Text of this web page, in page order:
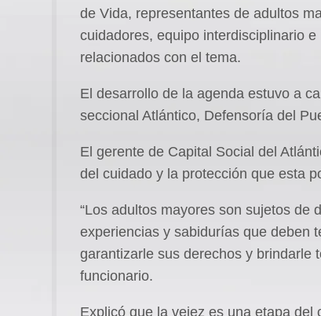
de Vida, representantes de adultos
cuidadores, equipo interdisciplinario
relacionados con el tema.
El desarrollo de la agenda estuvo a
seccional Atlántico, Defensoría del
El gerente de Capital Social del
del cuidado y la protección que esta
“Los adultos mayores son sujetos de
experiencias y sabidurías que deben
garantizarle sus derechos y brindarle
funcionario.
Explicó que la vejez es una etapa